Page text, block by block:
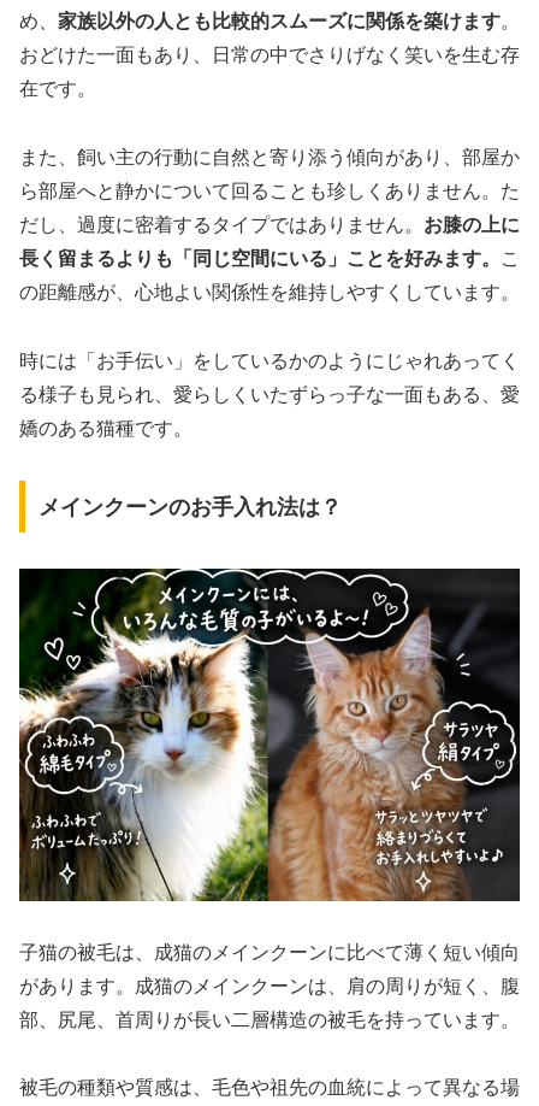
め、 家族以外の人とも比較的スムーズに関係を築けます。
おどけた一面もあり、日常の中でさりげなく笑いを生む存
在です。
また、飼い主の行動に自然と寄り添う傾向があり、部屋か
ら部屋へと静かについて回ることも珍しくありません。た
だし、過度に密着するタイプではありません。 お膝の上に
長く留まるよりも「同じ空間にいる」ことを好みます。
こ
の距離感が、心地よい関係性を維持しやすくしています。
時には「お手伝い」をしているかのようにじゃれあってく
る様子も見られ、愛らしくいたずらっ子な一面もある、愛
嬌のある猫種です。
メインクーンのお手入れ法は？
子猫の被毛は、成猫のメインクーンに比べて薄く短い傾向
があります。成猫のメインクーンは、肩の周りが短く、腹
部、尻尾、首周りが長い二層構造の被毛を持っています。
被毛の種類や質感は、毛色や祖先の血統によって異なる場